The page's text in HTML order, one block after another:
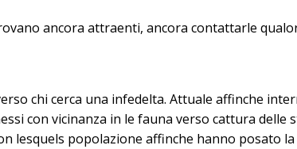
ancora attraenti, ancora contattarle
chi cerca una infedelta. Attuale affinche
con vicinanza in le fauna verso cattura delle
lesquels popolazione affinche hanno posato